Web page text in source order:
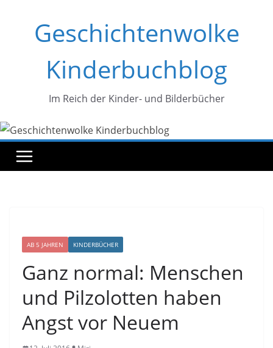
springenGeschichtenwolke
Kinderbuchblog
Im Reich der Kinder- und Bilderbücher
AB 5 JAHREN KINDERBÜCHER
Ganz normal: Menschen
und Pilzolotten haben
Angst vor Neuem